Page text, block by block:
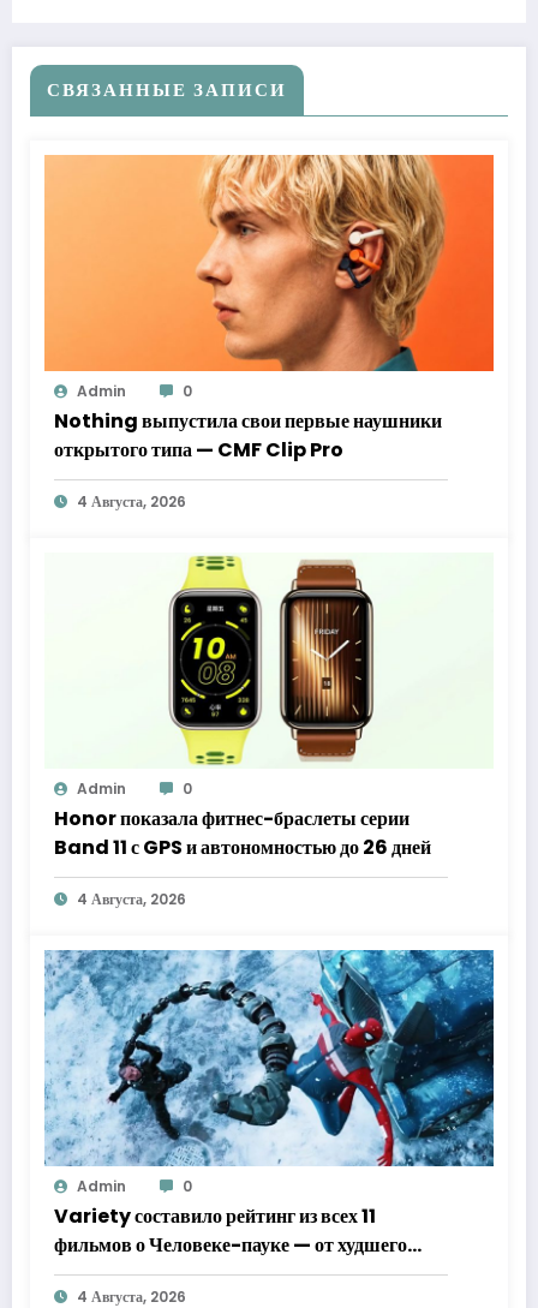
СВЯЗАННЫЕ ЗАПИСИ
Admin 0
Nothing выпустила свои первые наушники
открытого типа — CMF Clip Pro
4 Августа, 2026
Admin 0
Honor показала фитнес-браслеты серии
Band 11 с GPS и автономностью до 26 дней
4 Августа, 2026
Admin 0
Variety составило рейтинг из всех 11
фильмов о Человеке-пауке — от худшего
к лучшему
4 Августа, 2026